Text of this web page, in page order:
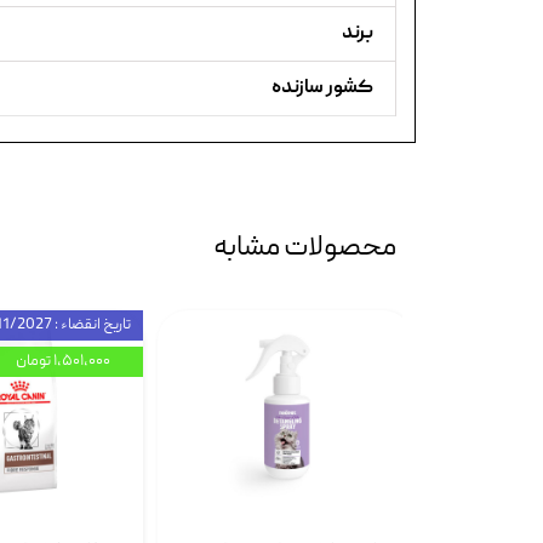
برند
کشور سازنده
محصولات مشابه
تاریخ انقضاء : 11/2027
۱,۵۰۱,۰۰۰ تومان